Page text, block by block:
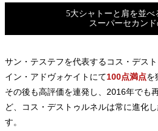
5大シャトーと肩を並べ
スーパーセカン
サン・テステフを代表するコス・デス
イン・アドヴォケイトにて100点満点を
その後も高評価を連発し、2016年でも
ど、コス・デストゥルネルは常に進化
す。